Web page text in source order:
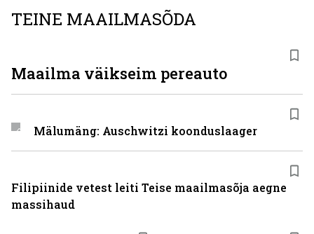
TEINE MAAILMASÕDA
Maailma väikseim pereauto
Mälumäng: Auschwitzi koonduslaager
Filipiinide vetest leiti Teise maailmasõja aegne
massihaud